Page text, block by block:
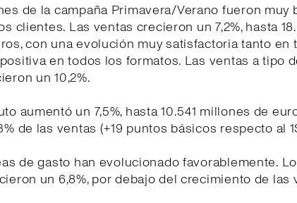
de la campaña Primavera/Verano fueron muy
clientes. Las ventas crecieron un 7,2%, hasta
con una evolución muy satisfactoria tanto en
en todos los formatos. Las ventas a tipo
un 10,2%.
aumentó un 7,5%, hasta 10.541 millones de
de las ventas (+19 puntos básicos respecto al
de gasto han evolucionado favorablemente.
un 6,8%, por debajo del crecimiento de las